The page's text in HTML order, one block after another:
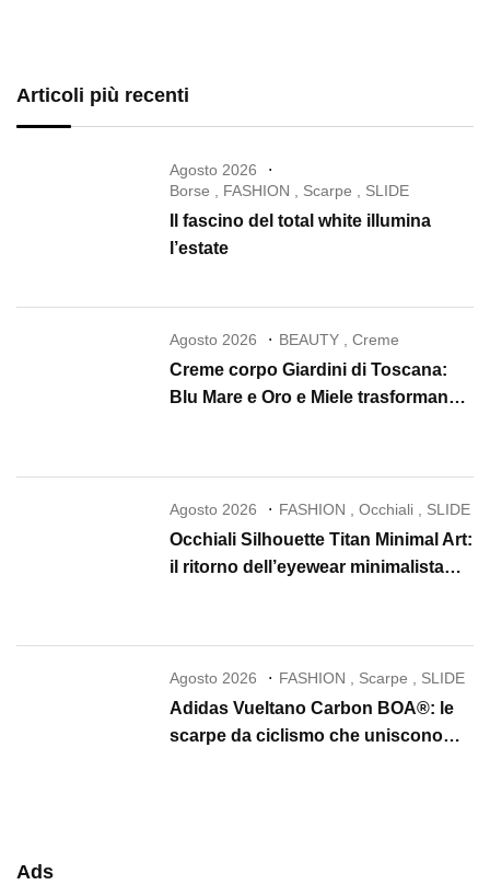
Articoli più recenti
Agosto 2026
Borse , FASHION , Scarpe , SLIDE
Il fascino del total white illumina
l’estate
Agosto 2026 BEAUTY ,Creme
Creme corpo Giardini di Toscana:
Blu Mare e Oro e Miele trasformano
Agosto 2026 FASHION ,Occhiali SLIDE
Occhiali Silhouette Titan Minimal Art:
il ritorno dell’eyewear minimalista
Agosto 2026 FASHION , Scarpe , SLIDE
Adidas Vueltano Carbon BOA®: le
scarpe da ciclismo che uniscono
Ads